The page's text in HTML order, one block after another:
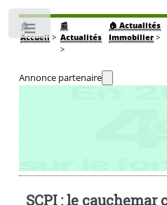
🏠
Accueil>
📰
Actualités
>
🏠 Actualités
Immobilier >
Annonce partenaire
SCPI : le cauchemar
Toggle